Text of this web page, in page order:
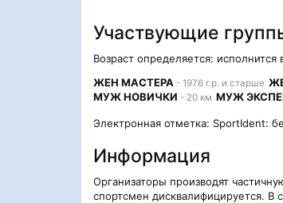
Участвующие
Возраст определяется: исполнится
ЖЕН МАСТЕРА - 1976 г.р. и старше
МУЖ НОВИЧКИ - 20 км МУЖ
Электронная отметка: SportIdent:
Информация
Организаторы производят
спортсмен дисквалифицируется. В